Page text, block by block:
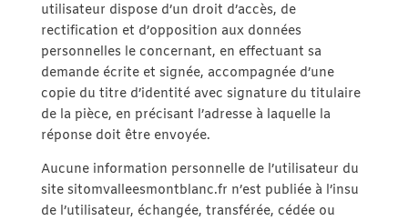
utilisateur dispose d’un droit d’accès, de
rectification et d’opposition aux données
personnelles le concernant, en effectuant sa
demande écrite et signée, accompagnée d’une
copie du titre d’identité avec signature du titulaire
de la pièce, en précisant l’adresse à laquelle la
réponse doit être envoyée.
Aucune information personnelle de l’utilisateur du
site sitomvalleesmontblanc.fr n’est publiée à l’insu
de l’utilisateur, échangée, transférée, cédée ou